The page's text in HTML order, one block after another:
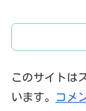
このサイトは
います。
コメ